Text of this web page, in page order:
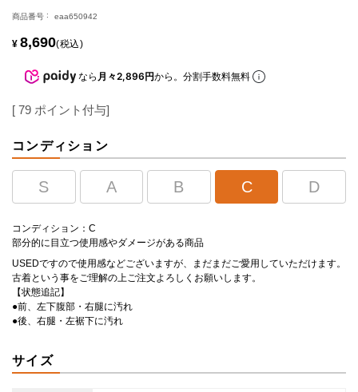
商品番号 eaa650942
¥ 8,690 税込
なら 月々2,896円から。分割手数料無料
[ 79 ポイント付与]
コンディション
S A B C D
コンディション：C
部分的に目立つ使用感やダメージがある商品
USEDですので使用感などございますが、まだまだご愛用していただけます。
古着という事をご理解の上ご注文よろしくお願いします。
【状態追記】
●前、左下腹部・右腿に汚れ
●後、右腿・左裾下に汚れ
サイズ